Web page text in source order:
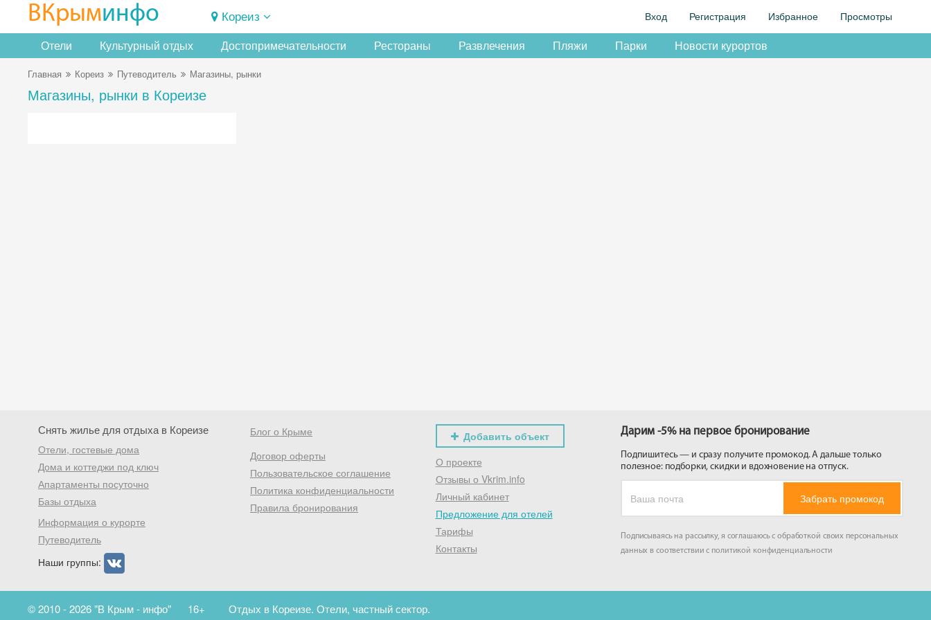
ВКрыминфо Кореиз Вход Регистрация Избранное Просмотры
Отели Культурный отдых Достопримечательности Рестораны Развлечения Пляжи Парки Новости курортов
Главная Кореиз Путеводитель Магазины, рынки
Магазины, рынки в Кореизе
Снять жилье для отдыха в Кореизе
Отели, гостевые дома
Дома и коттеджи под ключ
Апартаменты посуточно
Базы отдыха
Информация о курорте
Путеводитель
Наши группы:
Блог о Крыме
Договор оферты
Пользовательское соглашение
Политика конфиденциальности
Правила бронирования
Добавить объект
О проекте
Отзывы о Vkrim.info
Личный кабинет
Предложение для отелей
Тарифы
Контакты
Дарим -5% на первое бронирование
Подпишитесь — и сразу получите промокод. А дальше только
полезное: подборки, скидки и вдохновение на отпуск.
Забрать промокод
Подписываясь на рассылку, я соглашаюсь с обработкой своих персональных
данных в соответствии с политикой конфиденциальности
© 2010 - 2026 "В Крым - инфо" 16+ Отдых в Кореизе. Отели, частный сектор.